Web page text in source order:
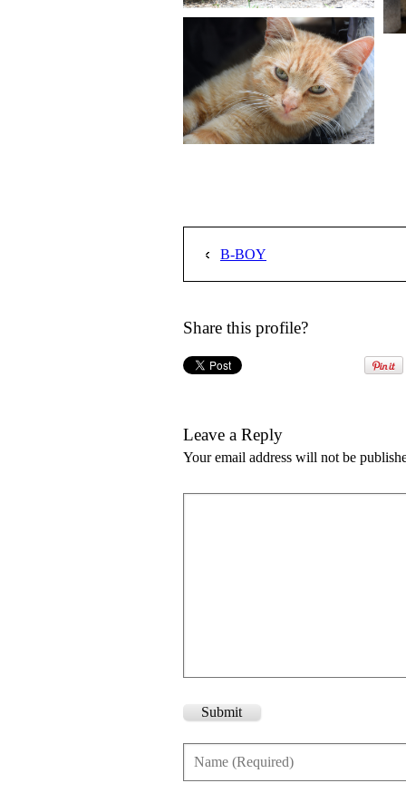
B-BOY
Share this profile?
Leave a Reply
Your email address will not be
Submit